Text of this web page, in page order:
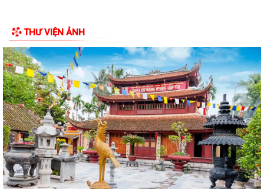
XÚC CỬ TRI CHUẨN BỊ KỲ HỌP THƯỜNG LỆ...
Công điện phòng chống bão số 1 (Bão MAYSAK) và mưa lũ sau bão
THÔNG BÁO Lịch tiếp công dân định kỳ của Chủ tịch Ủy ban nhân dân
xã Quý III, IV năm 2026
Bộ Chính trị tổ chức hội nghị toàn quốc sơ kết 1 năm vận hành mô hình
tổ chức tổng thể của hệ...
Luật sửa đổi bổ sung một số điều của Luật Tiếp công dân, luật khiếu
nại, luật tố cáo
THƯ VIỆN ẢNH